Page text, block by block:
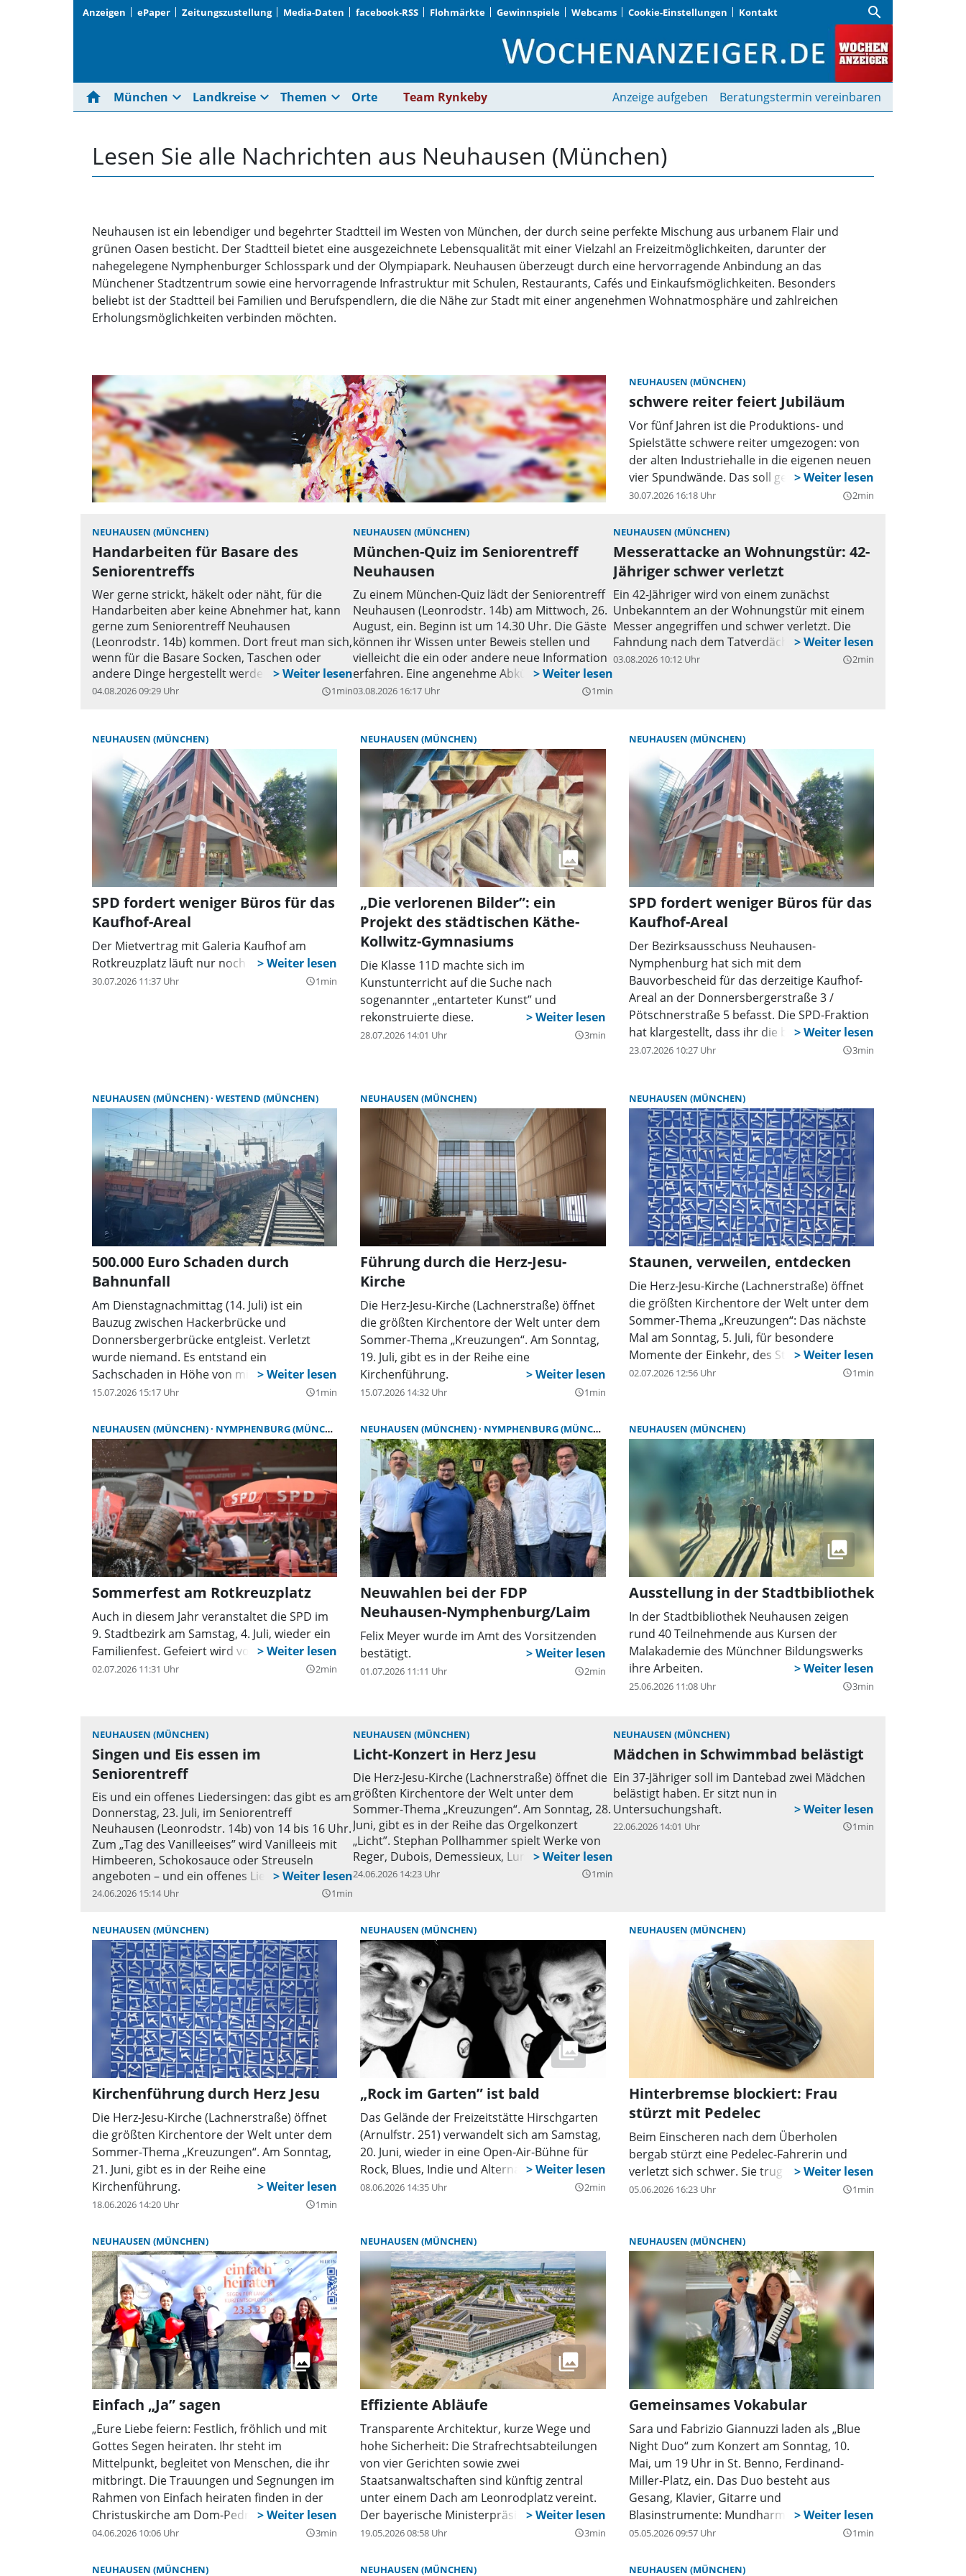
Anzeigen ePaper Zeitungszustellung Media-Daten facebook-RSS Flohmärkte Gewinnspiele Webcams Cookie-Einstellungen Kontakt search
Neuhausen (München) | Wochenanzeiger
home München expand_more Landkreise expand_more Themen expand_more Orte Team Rynkeby Anzeige aufgeben Beratungstermin vereinbaren
Lesen Sie alle Nachrichten aus Neuhausen (München)
Neuhausen ist ein lebendiger und begehrter Stadtteil im Westen von München, der durch seine perfekte Mischung aus urbanem Flair und
grünen Oasen besticht. Der Stadtteil bietet eine ausgezeichnete Lebensqualität mit einer Vielzahl an Freizeitmöglichkeiten, darunter der
nahegelegene Nymphenburger Schlosspark und der Olympiapark. Neuhausen überzeugt durch eine hervorragende Anbindung an das
Münchener Stadtzentrum sowie eine hervorragende Infrastruktur mit Schulen, Restaurants, Cafés und Einkaufsmöglichkeiten. Besonders
beliebt ist der Stadtteil bei Familien und Berufspendlern, die die Nähe zur Stadt mit einer angenehmen Wohnatmosphäre und zahlreichen
Erholungsmöglichkeiten verbinden möchten.
NEUHAUSEN (MÜNCHEN)
schwere reiter feiert Jubiläum
Vor fünf Jahren ist die Produktions- und
Spielstätte schwere reiter umgezogen: von
der alten Industriehalle in die eigenen neuen
vier Spundwände. Das soll gefeiert werden.
30.07.2026 16:18 Uhr query_builder2min
NEUHAUSEN (MÜNCHEN)
Handarbeiten für Basare des
Seniorentreffs
Wer gerne strickt, häkelt oder näht, für die
Handarbeiten aber keine Abnehmer hat, kann
gerne zum Seniorentreff Neuhausen
(Leonrodstr. 14b) kommen. Dort freut man sich,
wenn für die Basare Socken, Taschen oder
andere Dinge hergestellt werden. Wer
interessiert ist, kann sich an Frau Schwarz
04.08.2026 09:29 Uhr query_builder1min
NEUHAUSEN (MÜNCHEN)
München-Quiz im Seniorentreff
Neuhausen
Zu einem München-Quiz lädt der Seniorentreff
Neuhausen (Leonrodstr. 14b) am Mittwoch, 26.
August, ein. Beginn ist um 14.30 Uhr. Die Gäste
können ihr Wissen unter Beweis stellen und
vielleicht die ein oder andere neue Information
erfahren. Eine angenehme Abkühlung gibt es
mit Eis oder Eiskaffee. Um eine Anmeldung
03.08.2026 16:17 Uhr query_builder1min
NEUHAUSEN (MÜNCHEN)
Messerattacke an Wohnungstür: 42-
Jähriger schwer verletzt
Ein 42-Jähriger wird von einem zunächst
Unbekanntem an der Wohnungstür mit einem
Messer angegriffen und schwer verletzt. Die
Fahndung nach dem Tatverdächtigen läuft.
03.08.2026 10:12 Uhr query_builder2min
NEUHAUSEN (MÜNCHEN)
SPD fordert weniger Büros für das
Kaufhof-Areal
Der Mietvertrag mit Galeria Kaufhof am
Rotkreuzplatz läuft nur noch bis 2027.
30.07.2026 11:37 Uhr query_builder1min
NEUHAUSEN (MÜNCHEN)
„Die verlorenen Bilder”: ein
Projekt des städtischen Käthe-
Kollwitz-Gymnasiums
Die Klasse 11D machte sich im
Kunstunterricht auf die Suche nach
sogenannter „entarteter Kunst” und
rekonstruierte diese.
28.07.2026 14:01 Uhr query_builder3min
NEUHAUSEN (MÜNCHEN)
SPD fordert weniger Büros für das
Kaufhof-Areal
Der Bezirksausschuss Neuhausen-
Nymphenburg hat sich mit dem
Bauvorbescheid für das derzeitige Kaufhof-
Areal an der Donnersbergerstraße 3 /
Pötschnerstraße 5 befasst. Die SPD-Fraktion
hat klargestellt, dass ihr die bloße
Begrüßung zusätzlichen Wohnraums nicht
Wohnanteils sowie den Erhalt möglichst
großer Einzelhandelsflächen zu Lasten der
geplanten Büroflächen einsetzen wird.
23.07.2026 10:27 Uhr query_builder3min
NEUHAUSEN (MÜNCHEN) WESTEND (MÜNCHEN)
500.000 Euro Schaden durch
Bahnunfall
Am Dienstagnachmittag (14. Juli) ist ein
Bauzug zwischen Hackerbrücke und
Donnersbergerbrücke entgleist. Verletzt
wurde niemand. Es entstand ein
Sachschaden in Höhe von mindestens
500.000 Euro. Nach bisherigen Erkenntnissen
einer Fehlhandlung des Rangierführers. In
deren Folge entgleiste ein Waggon des
Bauzuges im Bereich einer Weiche.
15.07.2026 15:17 Uhr query_builder1min
NEUHAUSEN (MÜNCHEN)
Führung durch die Herz-Jesu-
Kirche
Die Herz-Jesu-Kirche (Lachnerstraße) öffnet
die größten Kirchentore der Welt unter dem
Sommer-Thema „Kreuzungen“. Am Sonntag,
19. Juli, gibt es in der Reihe eine
Kirchenführung.
15.07.2026 14:32 Uhr query_builder1min
NEUHAUSEN (MÜNCHEN)
Staunen, verweilen, entdecken
Die Herz-Jesu-Kirche (Lachnerstraße) öffnet
die größten Kirchentore der Welt unter dem
Sommer-Thema „Kreuzungen“: Das nächste
Mal am Sonntag, 5. Juli, für besondere
Momente der Einkehr, des Staunens,
Nachdenkens, Verweilens und Entdeckens.
die sich nach neuen Erfahrungen mit
Spiritualität sehnen, die Impulse für ihren
Glauben suchen.
02.07.2026 12:56 Uhr query_builder1min
NEUHAUSEN (MÜNCHEN) NYMPHENBURG (MÜNCHEN)
Sommerfest am Rotkreuzplatz
Auch in diesem Jahr veranstaltet die SPD im
9. Stadtbezirk am Samstag, 4. Juli, wieder ein
Familienfest. Gefeiert wird von 14 bis 20 Uhr.
02.07.2026 11:31 Uhr query_builder2min
NEUHAUSEN (MÜNCHEN) NYMPHENBURG (MÜNCHEN) LAIM (MÜNCHEN)
Neuwahlen bei der FDP
Neuhausen-Nymphenburg/Laim
Felix Meyer wurde im Amt des Vorsitzenden
bestätigt.
01.07.2026 11:11 Uhr query_builder2min
NEUHAUSEN (MÜNCHEN)
Ausstellung in der Stadtbibliothek
In der Stadtbibliothek Neuhausen zeigen
rund 40 Teilnehmende aus Kursen der
Malakademie des Münchner Bildungswerks
ihre Arbeiten.
25.06.2026 11:08 Uhr query_builder3min
NEUHAUSEN (MÜNCHEN)
Singen und Eis essen im
Seniorentreff
Eis und ein offenes Liedersingen: das gibt es am
Donnerstag, 23. Juli, im Seniorentreff
Neuhausen (Leonrodstr. 14b) von 14 bis 16 Uhr.
Zum „Tag des Vanilleeises” wird Vanilleeis mit
Himbeeren, Schokosauce oder Streuseln
angeboten – und ein offenes Liedersingen im
Hof. Alle Interessierten sind eingeladen,
mitzusingen oder einfach nur zuzuhören.
Gesungen werden bekannte Volkslieder und
Schlager. Bei schlechtem Wetter wird im
Seniorentreff gesungen. Eine Anmeldung ist
nicht erforderlich.
24.06.2026 15:14 Uhr query_builder1min
NEUHAUSEN (MÜNCHEN)
Licht-Konzert in Herz Jesu
Die Herz-Jesu-Kirche (Lachnerstraße) öffnet die
größten Kirchentore der Welt unter dem
Sommer-Thema „Kreuzungen“. Am Sonntag, 28.
Juni, gibt es in der Reihe das Orgelkonzert
„Licht”. Stephan Pollhammer spielt Werke von
Reger, Dubois, Demessieux, Lumiere u.a.,
ergänzt mit Lyrik und Bibel.
24.06.2026 14:23 Uhr query_builder1min
NEUHAUSEN (MÜNCHEN)
Mädchen in Schwimmbad belästigt
Ein 37-Jähriger soll im Dantebad zwei Mädchen
belästigt haben. Er sitzt nun in
Untersuchungshaft.
22.06.2026 14:01 Uhr query_builder1min
NEUHAUSEN (MÜNCHEN)
Kirchenführung durch Herz Jesu
Die Herz-Jesu-Kirche (Lachnerstraße) öffnet
die größten Kirchentore der Welt unter dem
Sommer-Thema „Kreuzungen“. Am Sonntag,
21. Juni, gibt es in der Reihe eine
Kirchenführung.
18.06.2026 14:20 Uhr query_builder1min
NEUHAUSEN (MÜNCHEN)
„Rock im Garten” ist bald
Das Gelände der Freizeitstätte Hirschgarten
(Arnulfstr. 251) verwandelt sich am Samstag,
20. Juni, wieder in eine Open-Air-Bühne für
Rock, Blues, Indie und Alternative.
08.06.2026 14:35 Uhr query_builder2min
NEUHAUSEN (MÜNCHEN)
Hinterbremse blockiert: Frau
stürzt mit Pedelec
Beim Einscheren nach dem Überholen
bergab stürzt eine Pedelec-Fahrerin und
verletzt sich schwer. Sie trug keinen Helm.
05.06.2026 16:23 Uhr query_builder1min
NEUHAUSEN (MÜNCHEN)
Einfach „Ja” sagen
„Eure Liebe feiern: Festlich, fröhlich und mit
Gottes Segen heiraten. Ihr steht im
Mittelpunkt, begleitet von Menschen, die ihr
mitbringt. Die Trauungen und Segnungen im
Rahmen von Einfach heiraten finden in der
Christuskirche am Dom-Pedro-Platz 4 oder
im großen historischen Festsaal statt. Die
durchgeführt. Alle Gebäude sind gut zu
04.06.2026 10:06 Uhr query_builder3min
NEUHAUSEN (MÜNCHEN)
Effiziente Abläufe
Transparente Architektur, kurze Wege und
hohe Sicherheit: Die Strafrechtsabteilungen
von vier Gerichten sowie zwei
Staatsanwaltschaften sind künftig zentral
unter einem Dach am Leonrodplatz vereint.
Der bayerische Ministerpräsident Markus
Söder, Justizminister Georg Eisenreich,
Präsident des Bayerischen
19.05.2026 08:58 Uhr query_builder3min
NEUHAUSEN (MÜNCHEN)
Gemeinsames Vokabular
Sara und Fabrizio Giannuzzi laden als „Blue
Night Duo“ zum Konzert am Sonntag, 10.
Mai, um 19 Uhr in St. Benno, Ferdinand-
Miller-Platz, ein. Das Duo besteht aus
Gesang, Klavier, Gitarre und
Blasinstrumente: Mundharmonika,
Trompete, Melodica. Der Freiraum für die
Möglichkeiten für große Spannungen und
05.05.2026 09:57 Uhr query_builder1min
NEUHAUSEN (MÜNCHEN) NEUHAUSEN (MÜNCHEN) NEUHAUSEN (MÜNCHEN)